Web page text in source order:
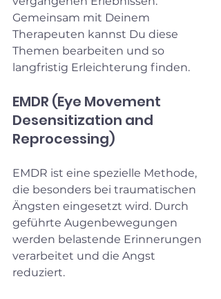
Gemeinsam mit Deinem
Therapeuten kannst Du diese
Themen bearbeiten und so
langfristig Erleichterung finden.
EMDR (Eye Movement
Desensitization and
Reprocessing)
EMDR ist eine spezielle Methode,
die besonders bei traumatischen
Ängsten eingesetzt wird. Durch
geführte Augenbewegungen
werden belastende Erinnerungen
verarbeitet und die Angst
reduziert.